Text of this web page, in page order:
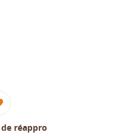
réappro